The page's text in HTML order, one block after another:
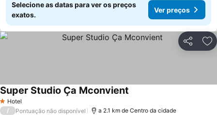
Selecione as datas para ver os preços
exatos.
Ver preços
Partilhar
1 Estrelas
Hotel
Super Studio Ça Mconvient
/ Pontuação não disponível a 2.1 km de Centro da cidade